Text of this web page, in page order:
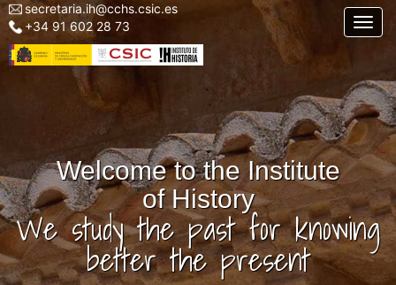
Skip
to
main
Menu
top
left
secretaria.ih@cchs.csic.es
+34 91 602 28 73
Welcome to the Institute
of History
We study the past for knowing
better the present